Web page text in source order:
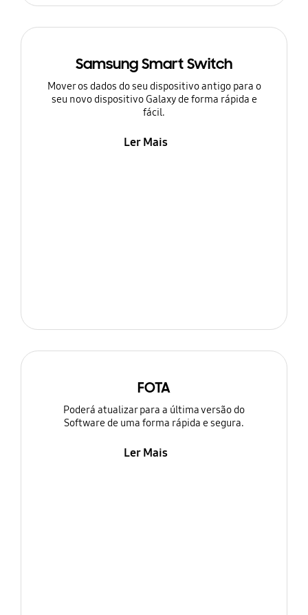
Samsung Smart Switch
Mover os dados do seu dispositivo antigo para o
seu novo dispositivo Galaxy de forma rápida e
fácil.
Ler Mais
FOTA
Poderá atualizar para a última versão do
Software de uma forma rápida e segura.
Ler Mais